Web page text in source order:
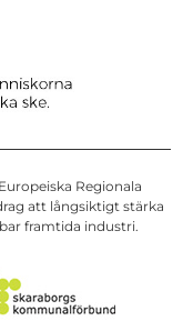
Regionala
att långsiktigt stärka
framtida industri.